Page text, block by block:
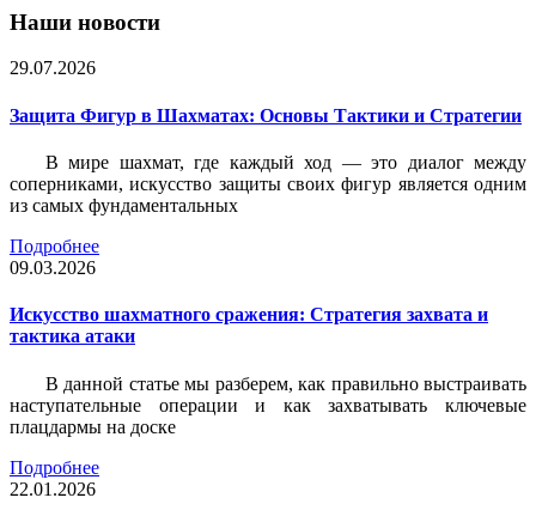
Наши новости
29.07.2026
Защита Фигур в Шахматах: Основы Тактики и Стратегии
В мире шахмат, где каждый ход — это диалог между
соперниками, искусство защиты своих фигур является одним
из самых фундаментальных
Подробнее
09.03.2026
Искусство шахматного сражения: Стратегия захвата и
тактика атаки
В данной статье мы разберем, как правильно выстраивать
наступательные операции и как захватывать ключевые
плацдармы на доске
Подробнее
22.01.2026